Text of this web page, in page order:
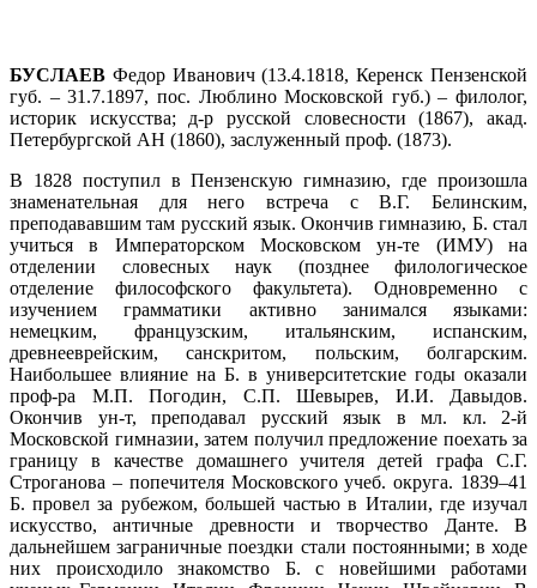
БУСЛАЕВ Федор Иванович (13.4.1818, Керенск Пензенской
губ. – 31.7.1897, пос. Люблино Московской губ.) – филолог,
историк искусства; д-р русской словесности (1867), акад.
Петербургской АН (1860), заслуженный проф. (1873).
В 1828 поступил в Пензенскую гимназию, где произошла
знаменательная для него встреча с В.Г. Белинским,
преподававшим там русский язык. Окончив гимназию, Б. стал
учиться в Императорском Московском ун-те (ИМУ) на
отделении словесных наук (позднее филологическое
отделение философского факультета). Одновременно с
изучением грамматики активно занимался языками:
немецким, французским, итальянским, испанским,
древнееврейским, санскритом, польским, болгарским.
Наибольшее влияние на Б. в университетские годы оказали
проф-ра М.П. Погодин, С.П. Шевырев, И.И. Давыдов.
Окончив ун-т, преподавал русский язык в мл. кл. 2-й
Московской гимназии, затем получил предложение поехать за
границу в качестве домашнего учителя детей графа С.Г.
Строганова – попечителя Московского учеб. округа. 1839–41
Б. провел за рубежом, большей частью в Италии, где изучал
искусство, античные древности и творчество Данте. В
дальнейшем заграничные поездки стали постоянными; в ходе
них происходило знакомство Б. с новейшими работами